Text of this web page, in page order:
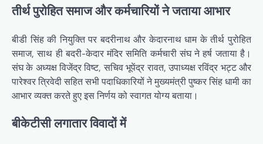
तीर्थ पुरोहित समाज और कर्मचारियों ने जताया आभार
बीडी सिंह की नियुक्ति पर बदरीनाथ और केदारनाथ धाम के तीर्थ पुरोहित
समाज, साथ ही बदरी-केदार मंदिर समिति कर्मचारी संघ ने हर्ष जताया है।
संघ के अध्यक्ष विजेंद्र विष्ट, सचिव भूपेंद्र रावत, उपाध्यक्ष रविंद्र भट्ट और
पारेश्वर त्रिवेदी सहित सभी पदाधिकारियों ने मुख्यमंत्री पुष्कर सिंह धामी का
आभार व्यक्त करते हुए इस निर्णय को स्वागत योग्य बताया।
बीकेटीसी लगातार विवादों में